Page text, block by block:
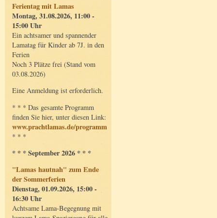
Ferientag mit Lamas
Montag, 31.08.2026, 11:00 -
15:00 Uhr
Ein achtsamer und spannender
Lamatag für Kinder ab 7J. in den
Ferien
Noch 3 Plätze frei (Stand vom
03.08.2026)
Eine Anmeldung ist erforderlich.
* * * Das gesamte Programm
finden Sie hier, unter diesen Link:
www.prachtlamas.de/programm
* * *
* * * September 2026 * * *
"Lamas hautnah" zum Ende
der Sommerferien
Dienstag, 01.09.2026, 15:00 -
16:30 Uhr
Achtsame Lama-Begegnung mit